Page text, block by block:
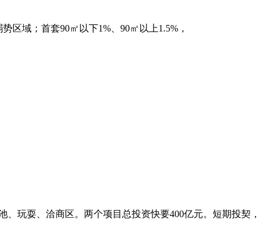
域；首套90㎡以下1%、90㎡以上1.5%，
玩耍、洽商区。两个项目总投资快要400亿元。短期投契，